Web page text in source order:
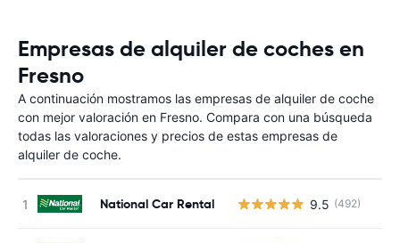
Empresas de alquiler de coches en
Fresno
A continuación mostramos las empresas de alquiler de coche
con mejor valoración en Fresno. Compara con una búsqueda
todas las valoraciones y precios de estas empresas de
alquiler de coche.
National Car Rental 9.5 (492)